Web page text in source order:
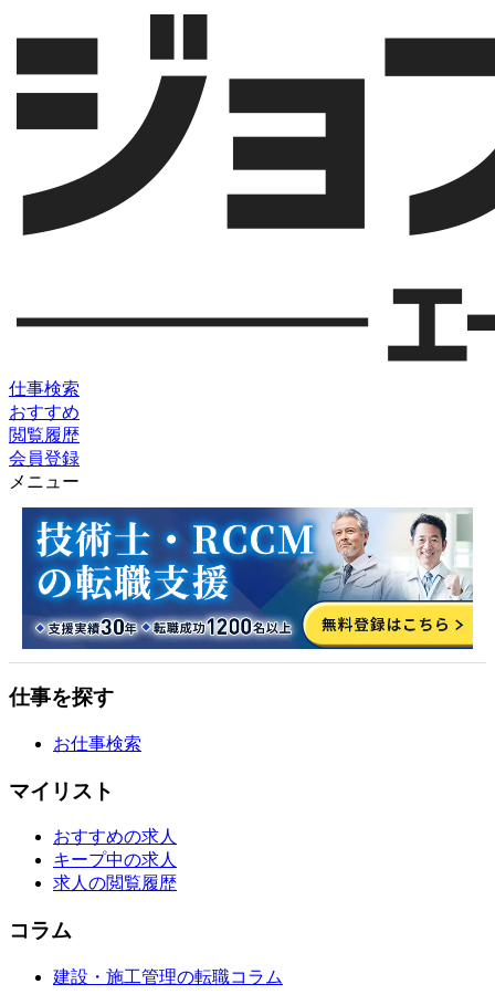
仕事検索
おすすめ
閲覧履歴
会員登録
メニュー
仕事を探す
お仕事検索
マイリスト
おすすめの求人
キープ中の求人
求人の閲覧履歴
コラム
建設・施工管理の転職コラム